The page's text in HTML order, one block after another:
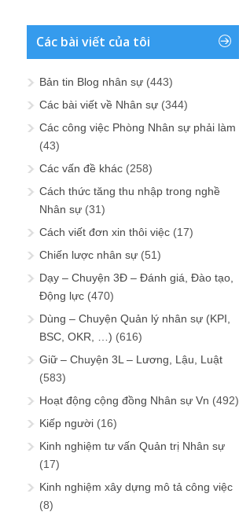
Các bài viết của tôi
Bản tin Blog nhân sự (443)
Các bài viết về Nhân sự (344)
Các công việc Phòng Nhân sự phải làm
(43)
Các vấn đề khác (258)
Cách thức tăng thu nhập trong nghề
Nhân sự (31)
Cách viết đơn xin thôi việc (17)
Chiến lược nhân sự (51)
Dạy – Chuyện 3Đ – Đánh giá, Đào tạo,
Động lực (470)
Dùng – Chuyện Quản lý nhân sự (KPI,
BSC, OKR, …) (616)
Giữ – Chuyện 3L – Lương, Lậu, Luật
(583)
Hoạt động cộng đồng Nhân sự Vn (492)
Kiếp người (16)
Kinh nghiệm tư vấn Quản trị Nhân sự
(17)
Kinh nghiệm xây dựng mô tả công việc
(8)